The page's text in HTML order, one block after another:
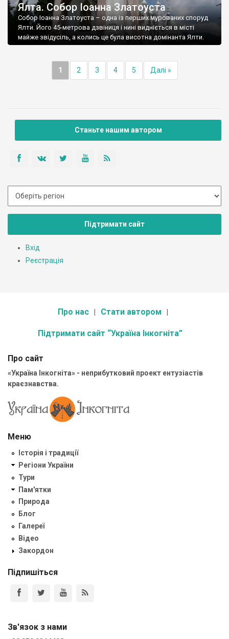
Ялта. Собор Іоанна Златоуста
Собор Іоанна Златоуста – одна із перших мурованих споруд
Ялти. Його 45-метрова дзвіниця і нині видніється в місті
майже звідусіль, а колись це була висотна домінанта Ялти.
1 2 3 4 5 Далі »
Станьте нашим автором
Підтримати сайт
Вхід
Реєстрація
Про нас Стати автором
Підтримати сайт “Україна Інкогніта”
Про сайт
«Україна Інкогніта» - неприбутковий проект ентузіастів
краєзнавства.
Меню
Історія і традиції
Регіони України
Тури
Пам'ятки
Природа
Блог
Галереї
Відео
Закордон
Підпишіться
Зв'язок з нами